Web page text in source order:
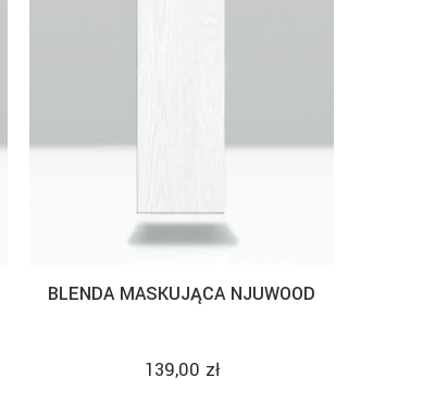
BLENDA MASKUJĄCA NJUWOOD
139,00 zł